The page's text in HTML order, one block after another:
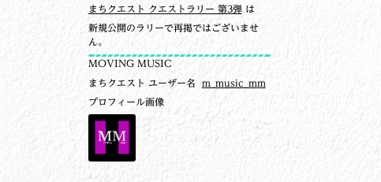
まちクエスト クエストラリー 第3弾は
新規公開のラリーで再掲ではございませ
ん。
MOVING MUSIC
まちクエスト ユーザー名 m_music_mm
プロフィール画像